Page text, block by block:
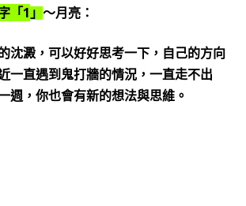
「1 」 ～月亮：
沈澱，可以好好思考一下，自己的方向
一直遇到鬼打牆的情況，一直走不出
週，你也會有新的想法與思維。